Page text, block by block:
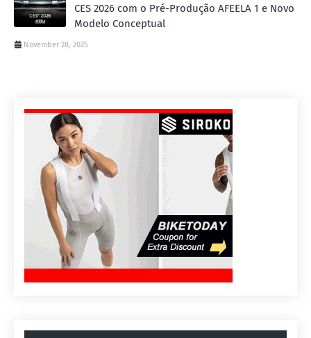
CES 2026 com o Pré-Produção AFEELA 1 e Novo
Modelo Conceptual
November 28, 2025